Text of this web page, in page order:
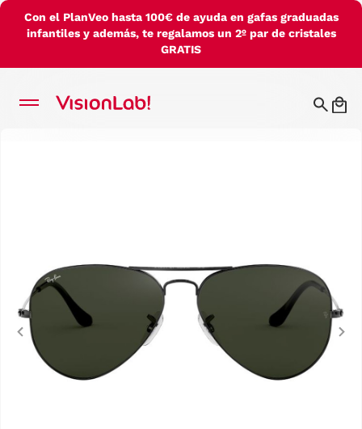
Con el PlanVeo hasta 100€ de ayuda en gafas graduadas
infantiles y además, te regalamos un 2º par de cristales
GRATIS
Previous